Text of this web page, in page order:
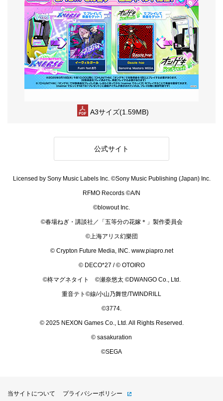
A3サイズ(1.59MB)
公式サイト
Licensed by Sony Music Labels Inc. ©Sony Music Publishing (Japan) Inc.
RFMO Records ©A/N
©blowout Inc.
©春場ねぎ・講談社／「五等分の花嫁＊」製作委員会
©上海アリス幻樂団
© Crypton Future Media, INC. www.piapro.net
© DECO*27 / © OTOIRO
©柊マグネタイト ©瀬奈悠太 ©DWANGO Co., Ltd.
重音テト©線/小山乃舞世/TWINDRILL
©3774.
© 2025 NEXON Games Co., Ltd. All Rights Reserved.
© sasakuration
©SEGA
当サイトについて プライバシーポリシー